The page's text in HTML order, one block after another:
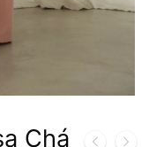
Chá